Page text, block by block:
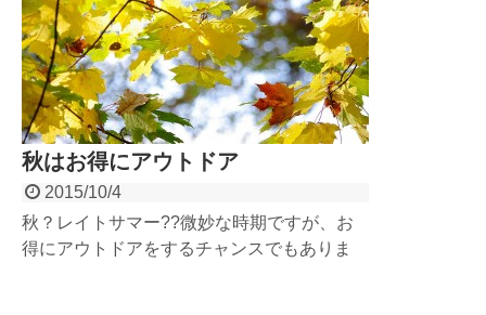
秋はお得にアウトドア
2015/10/4
秋？レイトサマー??微妙な時期ですが、お
得にアウトドアをするチャンスでもありま